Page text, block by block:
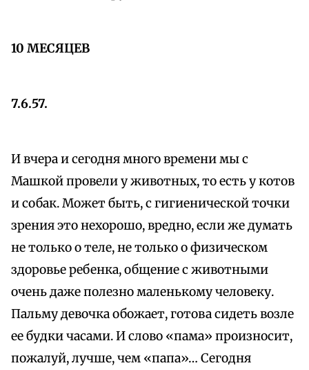
10 МЕСЯЦЕВ
7.6.57.
И вчера и сегодня много времени мы с
Машкой провели у животных, то есть у котов
и собак. Может быть, с гигиенической точки
зрения это нехорошо, вредно, если же думать
не только о теле, не только о физическом
здоровье ребенка, общение с животными
очень даже полезно маленькому человеку.
Пальму девочка обожает, готова сидеть возле
ее будки часами. И слово «пама» произносит,
пожалуй, лучше, чем «папа»… Сегодня